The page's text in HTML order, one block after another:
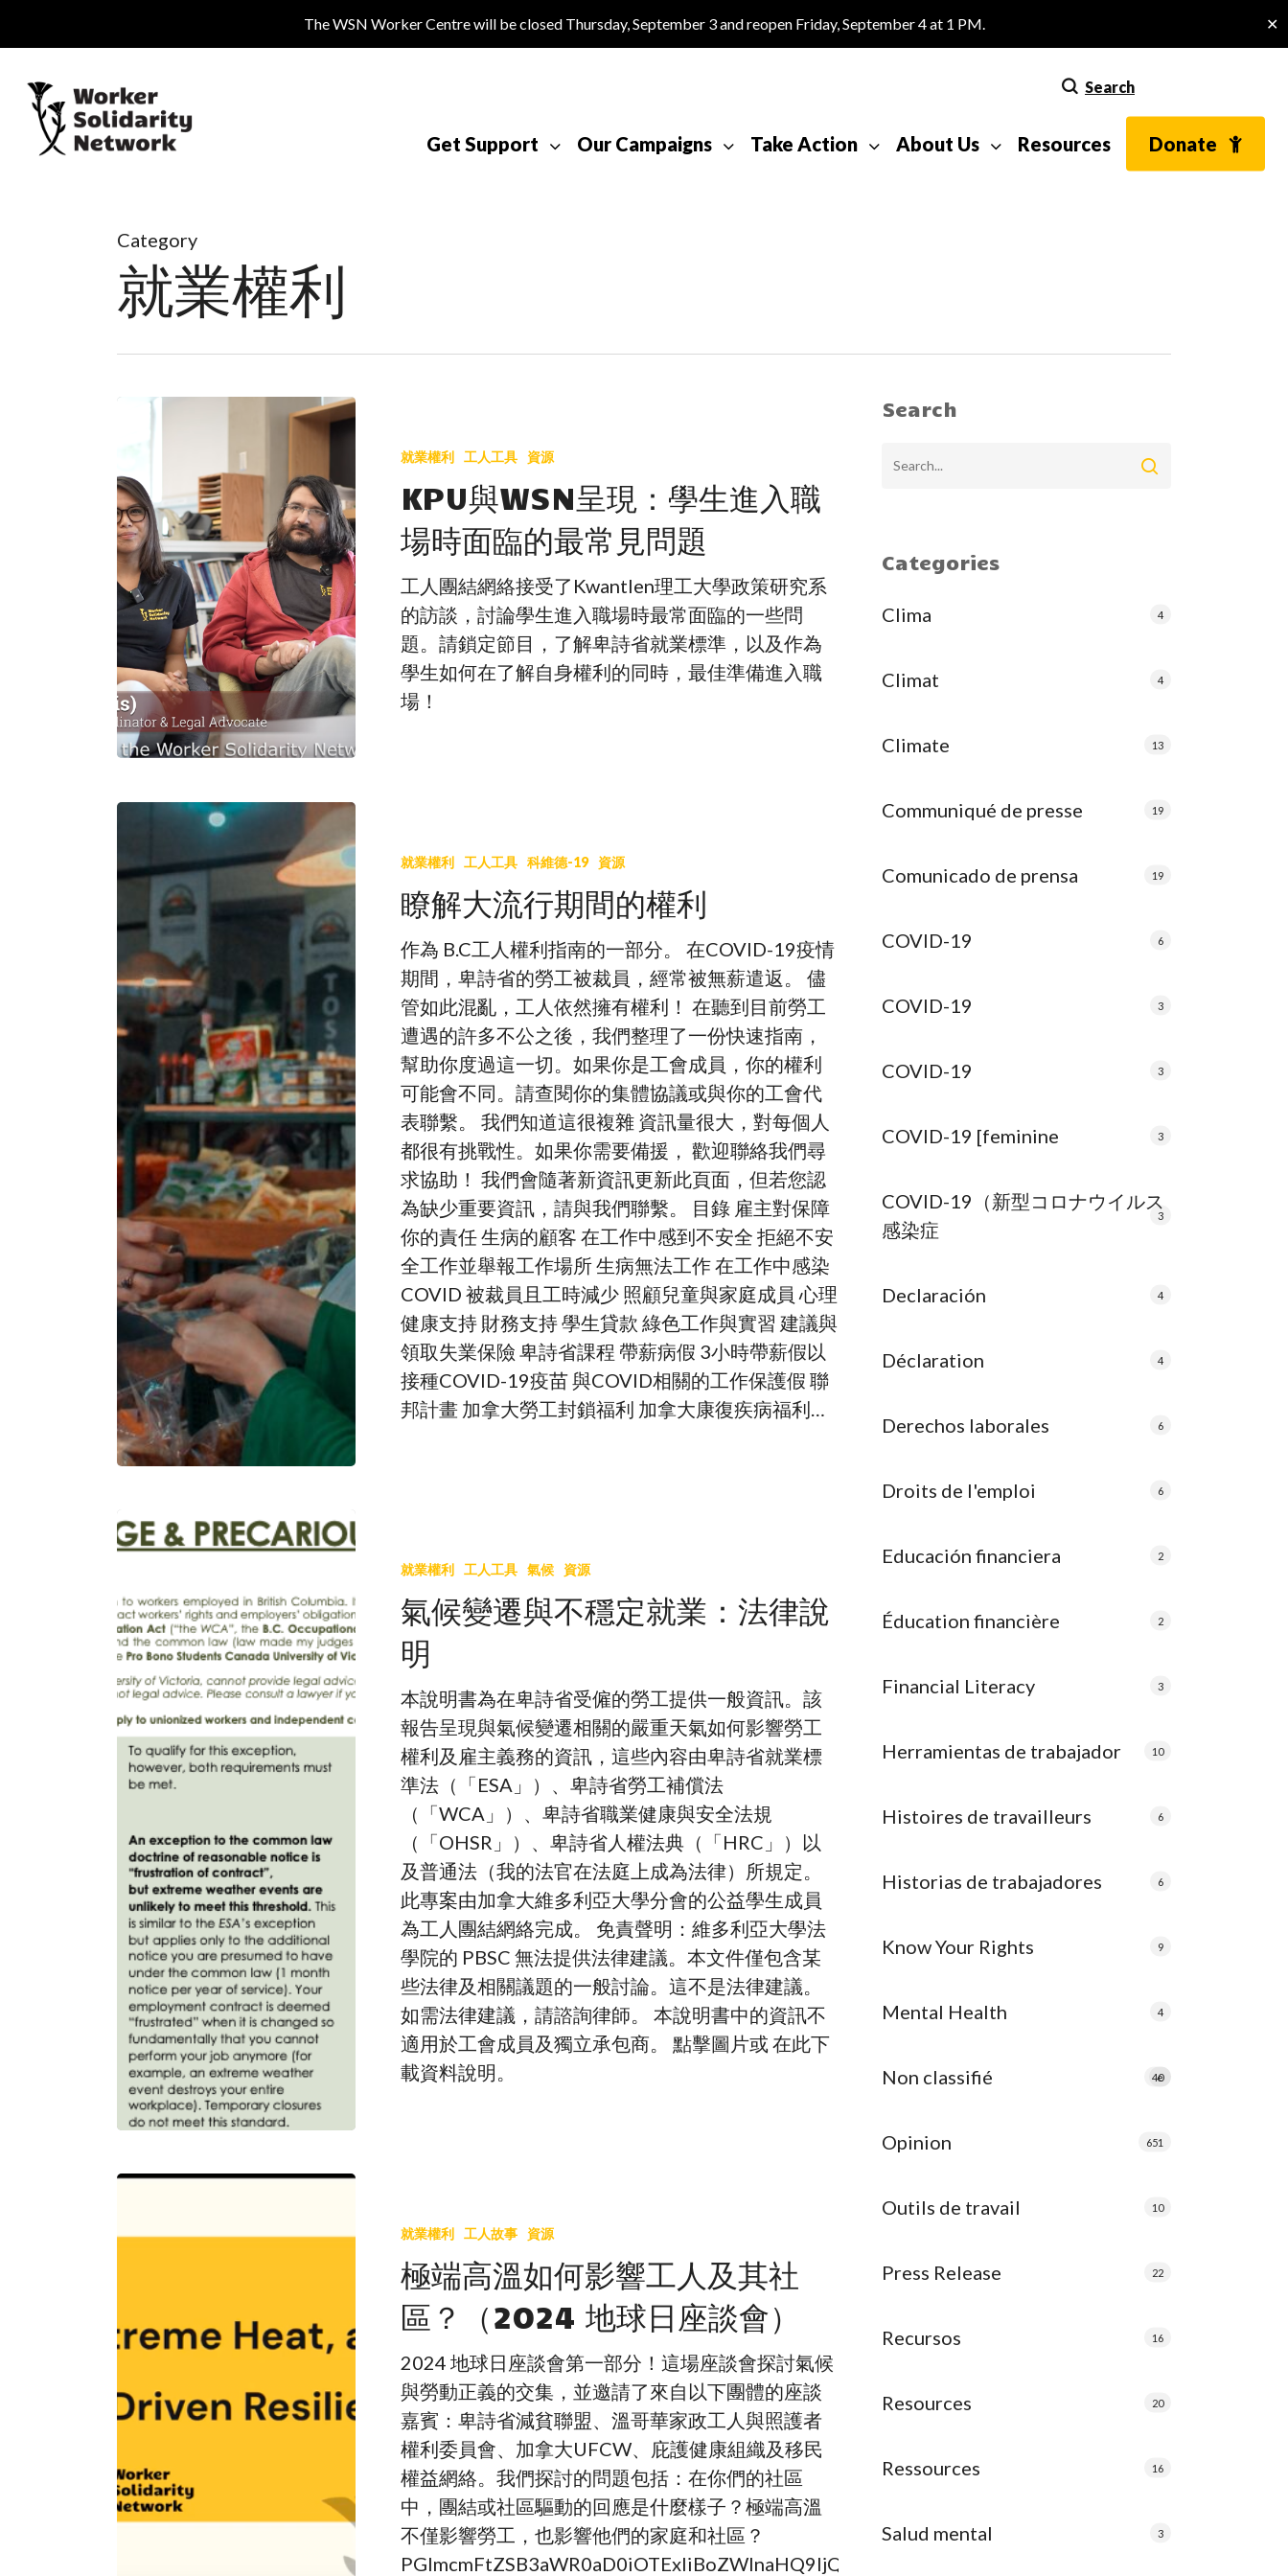
to
content
Hit enter to search or ESC to close
The WSN Worker Centre will be closed Thursday, September 3 and reopen Friday, September 4 at 1 PM. ✕
Get Support Our Campaigns Take Action About Us Resources Donate
Search
Category
就業權利
WSN就業權利 工人工具 資源
KPU與WSN呈現：學生進入職
場時面臨的最常見問題
工人團結網絡接受了Kwantlen理工大學政策研究系
的訪談，討論學生進入職場時最常面臨的一些問
題。請鎖定節目，了解卑詩省就業標準，以及作為
學生如何在了解自身權利的同時，最佳準備進入職
場！
就業權利 工人工具 科維德-19 資源
瞭解大流行期間的權利
作為 B.C工人權利指南的一部分。 在COVID-19疫情
期間，卑詩省的勞工被裁員，經常被無薪遣返。 儘
管如此混亂，工人依然擁有權利！ 在聽到目前勞工
遭遇的許多不公之後，我們整理了一份快速指南，
幫助你度過這一切。如果你是工會成員，你的權利
可能會不同。請查閱你的集體協議或與你的工會代
表聯繫。 我們知道這很複雜 資訊量很大，對每個人
都很有挑戰性。如果你需要備援， 歡迎聯絡我們尋
求協助！ 我們會隨著新資訊更新此頁面，但若您認
為缺少重要資訊，請與我們聯繫。 目錄 雇主對保障
你的責任 生病的顧客 在工作中感到不安全 拒絕不安
全工作並舉報工作場所 生病無法工作 在工作中感染
COVID 被裁員且工時減少 照顧兒童與家庭成員 心理
健康支持 財務支持 學生貸款 綠色工作與實習 建議與
領取失業保險 卑詩省課程 帶薪病假 3小時帶薪假以
接種COVID-19疫苗 與COVID相關的工作保護假 聯
邦計畫 加拿大勞工封鎖福利 加拿大康復疾病福利…
就業權利 工人工具 氣候 資源
氣候變遷與不穩定就業：法律說
明
本說明書為在卑詩省受僱的勞工提供一般資訊。該
報告呈現與氣候變遷相關的嚴重天氣如何影響勞工
權利及雇主義務的資訊，這些內容由卑詩省就業標
準法（「ESA」）、卑詩省勞工補償法
（「WCA」）、卑詩省職業健康與安全法規
（「OHSR」）、卑詩省人權法典（「HRC」）以
及普通法（我的法官在法庭上成為法律）所規定。
此專案由加拿大維多利亞大學分會的公益學生成員
為工人團結網絡完成。 免責聲明：維多利亞大學法
學院的 PBSC 無法提供法律建議。本文件僅包含某
些法律及相關議題的一般討論。這不是法律建議。
如需法律建議，請諮詢律師。 本說明書中的資訊不
適用於工會成員及獨立承包商。 點擊圖片或 在此下
載資料說明。
就業權利 工人故事 資源
極端高溫如何影響工人及其社
區？（2024 地球日座談會）
2024 地球日座談會第一部分！這場座談會探討氣候
與勞動正義的交集，並邀請了來自以下團體的座談
嘉賓：卑詩省減貧聯盟、溫哥華家政工人與照護者
權利委員會、加拿大UFCW、庇護健康組織及移民
權益網絡。我們探討的問題包括：在你們的社區
中，團結或社區驅動的回應是什麼樣子？極端高溫
不僅影響勞工，也影響他們的家庭和社區？
Search
Categories
Clima 4
Climat 4
Climate 13
Communiqué de presse 19
Comunicado de prensa 19
COVID-19 6
COVID-19 3
COVID-19 3
COVID-19 [feminine 3
COVID-19（新型コロナウイルス
感染症
3
Declaración 4
Déclaration 4
Derechos laborales 6
Droits de l'emploi 6
Educación financiera 2
Éducation financière 2
Financial Literacy 3
Herramientas de trabajador 10
Histoires de travailleurs 6
Historias de trabajadores 6
Know Your Rights 9
Mental Health 4
Non classifié e
40
Opinion 651
Outils de travail 10
Press Release 22
Recursos 16
Resources 20
Ressources 16
Salud mental 3